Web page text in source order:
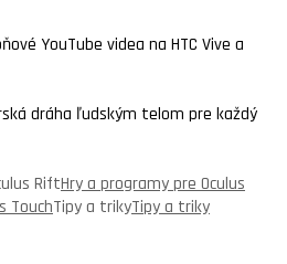
YouTube videa na HTC Vive a
dráha ľudským telom pre každý
RiftHry a programy pre Oculus
TouchTipy a trikyTipy a triky